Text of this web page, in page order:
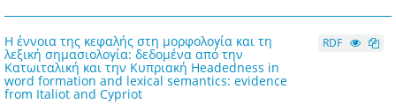
Η έννοια της κεφαλής στη μορφολογία και τη
λεξική σημασιολογία: δεδομένα από την
Κατωιταλική και την Κυπριακή Headedness in
word formation and lexical semantics: evidence
from Italiot and Cypriot
RDF